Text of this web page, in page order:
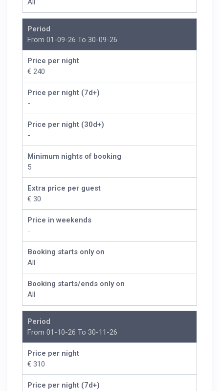
All
Period
From 01-09-26 To 30-09-26
Price per night
€ 240
Price per night (7d+)
-
Price per night (30d+)
-
Minimum nights of booking
5
Extra price per guest
€ 30
Price in weekends
-
Booking starts only on
All
Booking starts/ends only on
All
Period
From 01-10-26 To 30-11-26
Price per night
€ 310
Price per night (7d+)